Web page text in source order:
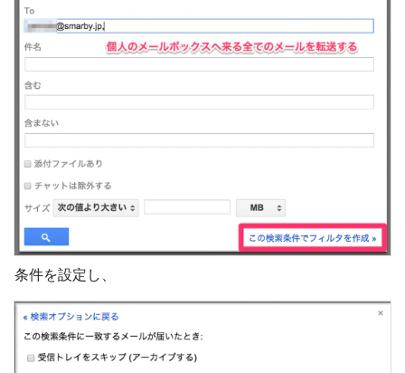
条件を設定し、